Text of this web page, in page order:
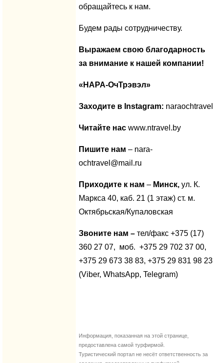
обращайтесь к нам.
Будем рады сотрудничеству.
Выражаем свою благодарность
за внимание к нашей компании!
«НАРА-ОчТрэвэл»
Заходите в Instagram: naraochtravel
Читайте нас www.ntravel.by
Пишите нам – nara-
ochtravel@mail.ru
Приходите к нам – Минск, ул. К.
Маркса 40, каб. 21 (1 этаж) ст. м.
Октябрьская/Купаловская
Звоните нам – тел/факс +375 (17)
360 27 07, моб. +375 29 702 37 00,
+375 29 673 38 83, +375 29 831 98 23
(Viber, WhatsApp, Telegram)
Информация, показанная на этой странице,
предоставлена самой турфирмой.
Туристический портал не несёт ответственность за